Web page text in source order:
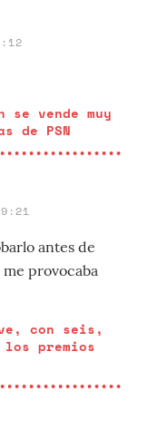
se vende muy
de PSN
antes de
provocaba
con seis,
premios